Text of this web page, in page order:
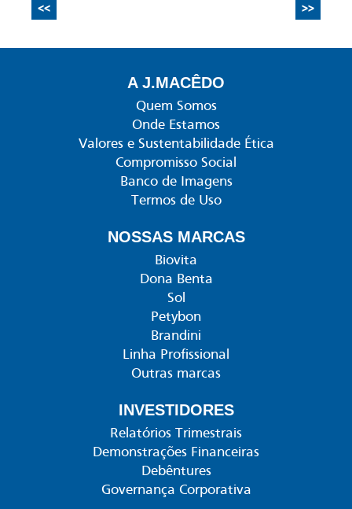
<< >>
A J.MACÊDO
Quem Somos
Onde Estamos
Valores e Sustentabilidade Ética
Compromisso Social
Banco de Imagens
Termos de Uso
NOSSAS MARCAS
Biovita
Dona Benta
Sol
Petybon
Brandini
Linha Profissional
Outras marcas
INVESTIDORES
Relatórios Trimestrais
Demonstrações Financeiras
Debêntures
Governança Corporativa